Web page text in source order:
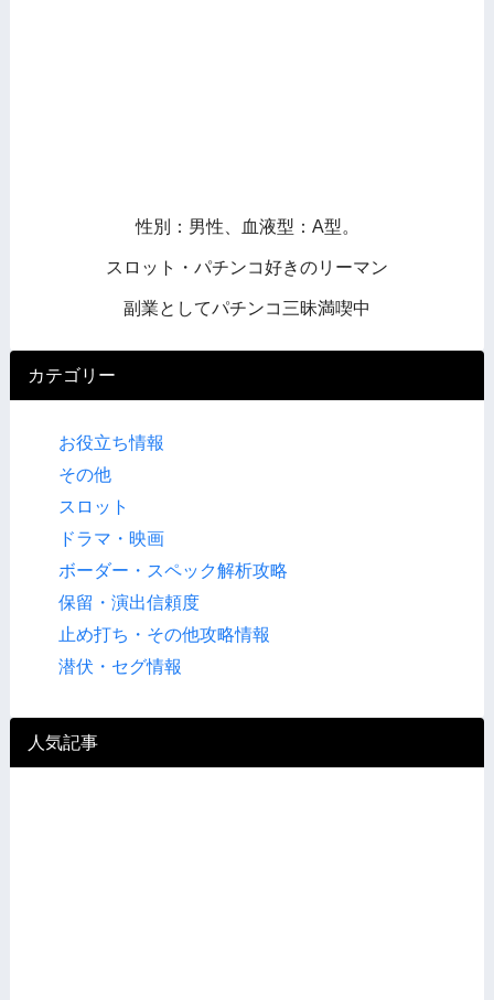
性別：男性、血液型：A型。
スロット・パチンコ好きのリーマン
副業としてパチンコ三昧満喫中
カテゴリー
お役立ち情報
その他
スロット
ドラマ・映画
ボーダー・スペック解析攻略
保留・演出信頼度
止め打ち・その他攻略情報
潜伏・セグ情報
人気記事